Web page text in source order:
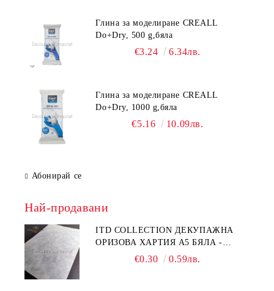
Глина за моделиране CREALL
Do+Dry, 500 g,бяла
€3.24 6.34лв.
Глина за моделиране CREALL
Do+Dry, 1000 g,бяла
€5.16 10.09лв.
Абонирай се
Най-продавани
ITD COLLECTION ДЕКУПАЖНА
ОРИЗОВА ХАРТИЯ А5 БЯЛА -
€0.30 0.59лв.